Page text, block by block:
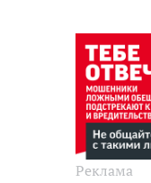
Реклама